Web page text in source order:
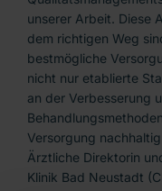
unserer Arbeit. Diese
dem richtigen Weg
bestmögliche
nicht nur etablierte
an der Verbesserung
Versorgung
Ärztliche Direktorin
Klinik Bad Neustadt